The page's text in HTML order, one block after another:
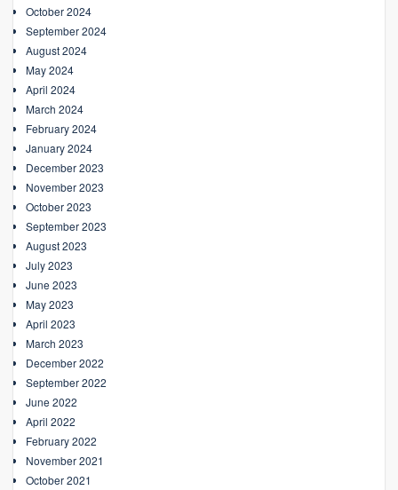
October 2024
September 2024
August 2024
May 2024
April 2024
March 2024
February 2024
January 2024
December 2023
November 2023
October 2023
September 2023
August 2023
July 2023
June 2023
May 2023
April 2023
March 2023
December 2022
September 2022
June 2022
April 2022
February 2022
November 2021
October 2021